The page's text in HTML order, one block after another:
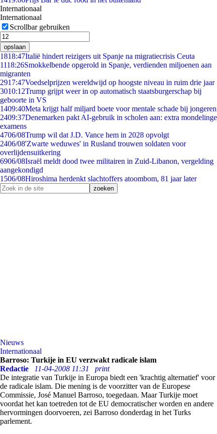
Internationaal
Internationaal
Scrollbar gebruiken
opslaan
1818:47Italië hindert reizigers uit Spanje na migratiecrisis Ceuta
1118:26Smokkelbende opgerold in Spanje, verdienden miljoenen aan
migranten
2917:47Voedselprijzen wereldwijd op hoogste niveau in ruim drie jaar
3010:12Trump grijpt weer in op automatisch staatsburgerschap bij
geboorte in VS
1409:40Meta krijgt half miljard boete voor mentale schade bij jongeren
2409:37Denemarken pakt AI-gebruik in scholen aan: extra mondelinge
examens
4706/08Trump wil dat J.D. Vance hem in 2028 opvolgt
2406/08'Zwarte weduwes' in Rusland trouwen soldaten voor
overlijdensuitkering
6906/08Israël meldt dood twee militairen in Zuid-Libanon, vergelding
aangekondigd
1506/08Hiroshima herdenkt slachtoffers atoombom, 81 jaar later
Nieuws
Internationaal
Barroso: Turkije in EU verzwakt radicale islam
Redactie
11-04-2008 11:31
print
De integratie van Turkije in Europa biedt een 'krachtig alternatief' voor
de radicale islam. Die mening is de voorzitter van de Europese
Commissie, José Manuel Barroso, toegedaan. Maar Turkije moet
voordat het kan toetreden tot de EU democratischer worden en andere
hervormingen doorvoeren, zei Barroso donderdag in het Turks
parlement.